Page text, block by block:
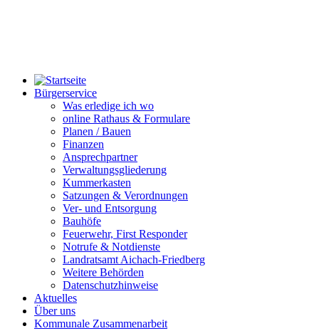
Bürgerservice
Was erledige ich wo
online Rathaus & Formulare
Planen / Bauen
Finanzen
Ansprechpartner
Verwaltungsgliederung
Kummerkasten
Satzungen & Verordnungen
Ver- und Entsorgung
Bauhöfe
Feuerwehr, First Responder
Notrufe & Notdienste
Landratsamt Aichach-Friedberg
Weitere Behörden
Datenschutzhinweise
Aktuelles
Über uns
Kommunale Zusammenarbeit